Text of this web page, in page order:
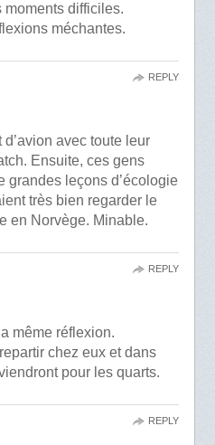
moments difficiles.
méchantes.
avec toute leur
Ensuite, ces gens
grandes leçons d’écologie
très bien regarder le
en Norvège. Minable.
REPLY
même réflexion.
chez eux et dans
pour les quarts.
REPLY
REPLY